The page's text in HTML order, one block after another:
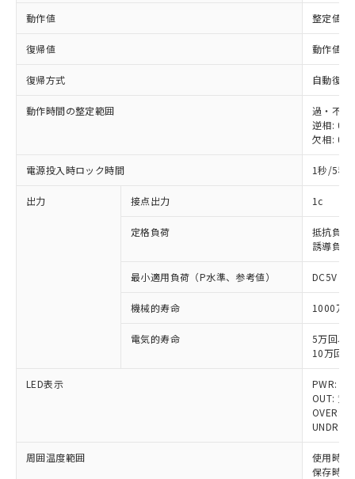
動作値 整定値
復帰値 動作値の
復帰方式 自動復帰
動作時間の整定範囲
過・不足
逆相:
欠相: 0.1
電源投入時ロック時間 1秒/5秒(
出力 接点出力 1c
定格負荷
抵抗負荷
誘導負荷
最小適用負荷（P水準、参考値） DC5V
機械的寿命 1000万
電気的寿命
5万回以
10万回
LED表示
PWR: 緑
OUT: 黄
OVER: 赤
UNDR: 赤
周囲温度範囲
使用時: -
保存時: -
ご利用条件
有に対応した製品に切り替える予定のある